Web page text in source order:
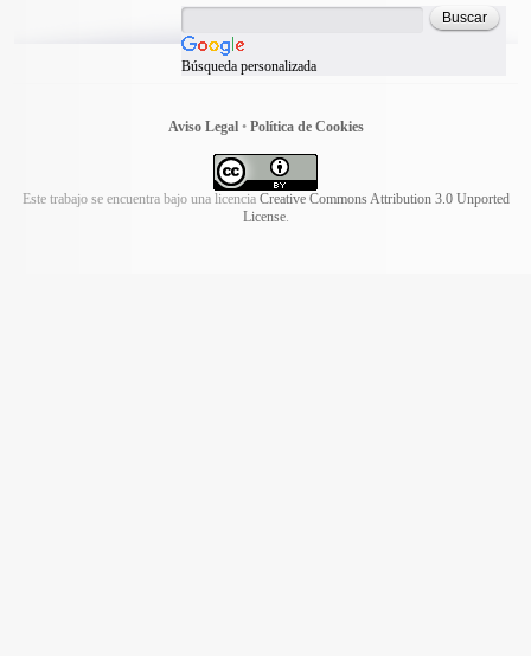
Búsqueda personalizada
Aviso Legal• Política de Cookies
Este trabajo se encuentra bajo una licencia Creative Commons Attribution 3.0 Unported
License.